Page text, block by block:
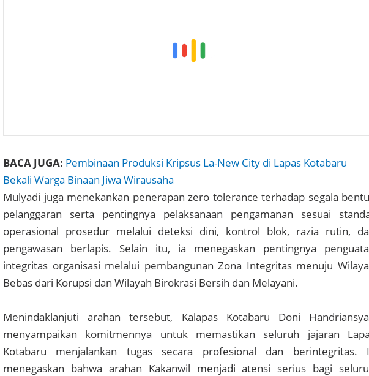
BACA JUGA: Pembinaan Produksi Kripsus La-New City di Lapas Kotabaru
Bekali Warga Binaan Jiwa Wirausaha
Mulyadi juga menekankan penerapan zero tolerance terhadap segala
pelanggaran serta pentingnya pelaksanaan pengamanan sesuai
operasional prosedur melalui deteksi dini, kontrol blok, razia rutin,
pengawasan berlapis. Selain itu, ia menegaskan pentingnya
integritas organisasi melalui pembangunan Zona Integritas menuju
Bebas dari Korupsi dan Wilayah Birokrasi Bersih dan Melayani.
Menindaklanjuti arahan tersebut, Kalapas Kotabaru Doni
menyampaikan komitmennya untuk memastikan seluruh jajaran
Kotabaru menjalankan tugas secara profesional dan berintegritas.
menegaskan bahwa arahan Kakanwil menjadi atensi serius bagi